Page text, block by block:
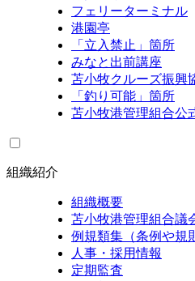
フェリーターミナル
港園亭
「立入禁止」箇所
みなと出前講座
苫小牧クルーズ振興
「釣り可能」箇所
苫小牧港管理組合公
組織紹介
組織概要
苫小牧港管理組合議
例規類集（条例や規
人事・採用情報
定期監査